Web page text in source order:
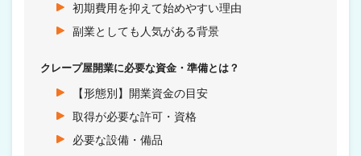
初期費用を抑えて始めやすい理由
副業としても人気がある背景
クレープ屋開業に必要な資金・準備とは？
【形態別】開業資金の目安
取得が必要な許可・資格
必要な設備・備品